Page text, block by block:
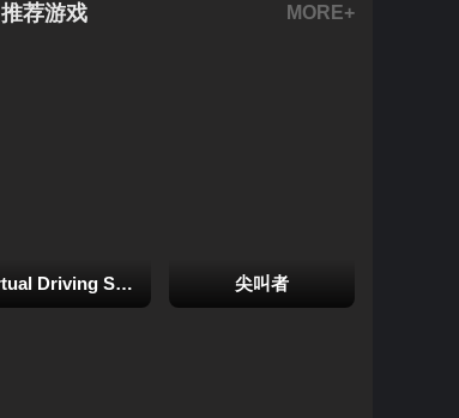
推荐游戏 MORE+
Virtual Driving School 尖叫者